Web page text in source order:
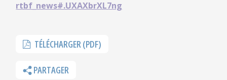
rtbf_news#.UXAXbrXL7ng
TÉLÉCHARGER (PDF)
PARTAGER